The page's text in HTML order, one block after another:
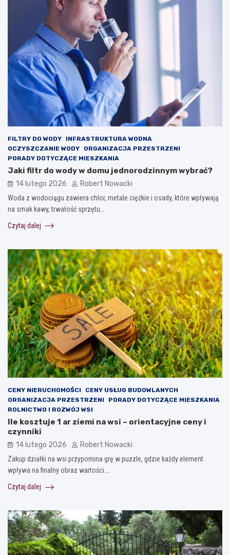
FILTRY DO WODY
INFRASTRUKTURA WODNA
OCZYSZCZANIE WODY
ORGANIZACJA PRZESTRZENI
PORADY DOTYCZĄCE MIESZKANIA
Jaki filtr do wody w domu jednorodzinnym wybrać?
14 lutego 2026 Robert Nowacki
Woda z wodociągu zawiera chlor, metale ciężkie i osady, które wpływają
na smak kawy, trwałość sprzętu…
Czytaj dalej
CENY NIERUCHOMOŚCI
CENY USŁUG BUDOWLANYCH
ORGANIZACJA PRZESTRZENI
PORADY DOTYCZĄCE MIESZKANIA
ROLNICTWO I ROZWÓJ WSI
Ile kosztuje 1 ar ziemi na wsi – orientacyjne ceny i
czynniki
14 lutego 2026 Robert Nowacki
Zakup działki na wsi przypomina grę w puzzle, gdzie każdy element
wpływa na finalny obraz wartości.…
Czytaj dalej